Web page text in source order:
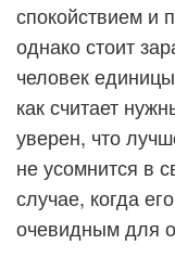
спокойствием и
однако стоит
человек
как считает
уверен, что
не усомнится в
случае, когда
очевидным для